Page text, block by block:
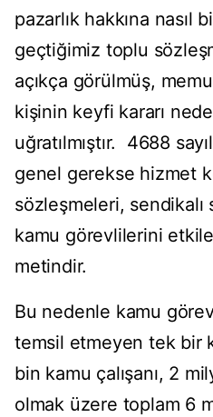
pazarlık hakkına nasıl
geçtiğimiz toplu
açıkça görülmüş,
kişinin keyfi kararı
uğratılmıştır. 4688
genel gerekse hizmet
sözleşmeleri, sendikalı
kamu görevlilerini
metindir.
Bu nedenle kamu
temsil etmeyen tek bir
bin kamu çalışanı, 2
olmak üzere toplam 6